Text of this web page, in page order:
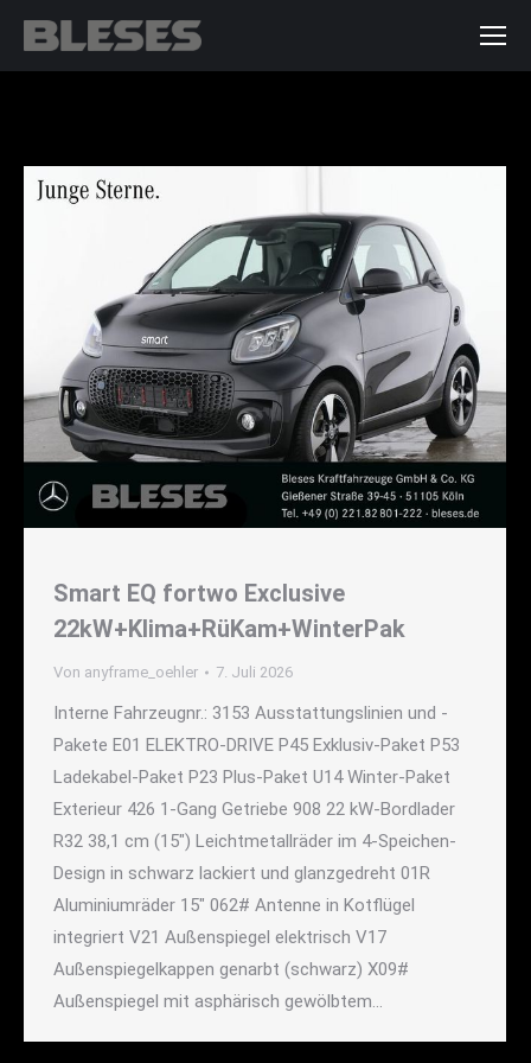
Smart EQ fortwo Exclusive
22kW+Klima+RüKam+WinterPak
Von anyframe_oehler 7. Juli 2026
Interne Fahrzeugnr.: 3153 Ausstattungslinien und -
Pakete E01 ELEKTRO-DRIVE P45 Exklusiv-Paket P53
Ladekabel-Paket P23 Plus-Paket U14 Winter-Paket
Exterieur 426 1-Gang Getriebe 908 22 kW-Bordlader
R32 38,1 cm (15") Leichtmetallräder im 4-Speichen-
Design in schwarz lackiert und glanzgedreht 01R
Aluminiumräder 15" 062# Antenne in Kotflügel
integriert V21 Außenspiegel elektrisch V17
Außenspiegelkappen genarbt (schwarz) X09#
Außenspiegel mit asphärisch gewölbtem…